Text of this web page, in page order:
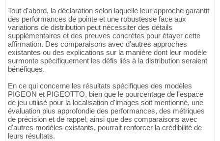
Tout d'abord, la déclaration selon laquelle leur approche garantit
des performances de pointe et une robustesse face aux
variations de distribution peut nécessiter des détails
supplémentaires et des preuves concrètes pour étayer cette
affirmation. Des comparaisons avec d'autres approches
existantes ou des explications sur la manière dont leur modèle
surmonte spécifiquement les défis liés à la distribution seraient
bénéfiques.
En ce qui concerne les résultats spécifiques des modèles
PIGEON et PIGEOTTO, bien que le pourcentage de l'espace
de jeu utilisé pour la localisation d'images soit mentionné, une
évaluation plus approfondie des performances, des métriques
de précision et de rappel, ainsi que des comparaisons avec
d'autres modèles existants, pourrait renforcer la crédibilité de
leurs résultats.